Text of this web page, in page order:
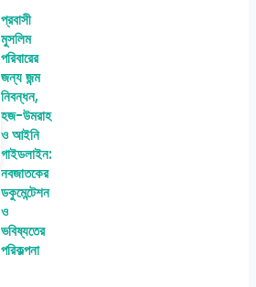
প্রবাসী
মুসলিম
পরিবারের
জন্য জন্ম
নিবন্ধন,
হজ-উমরাহ
ও আইনি
গাইডলাইন:
নবজাতকের
ডকুমেন্টেশন
ও
ভবিষ্যতের
পরিকল্পনা